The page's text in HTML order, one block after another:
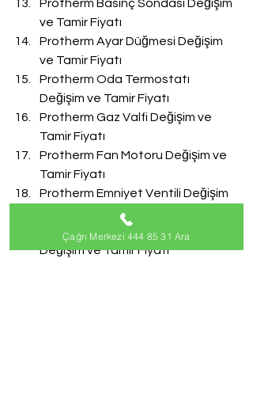
Protherm Basınç Sondası Değişim
ve Tamir Fiyatı
Protherm Ayar Düğmesi Değişim
ve Tamir Fiyatı
Protherm Oda Termostatı
Değişim ve Tamir Fiyatı
Protherm Gaz Valfi Değişim ve
Tamir Fiyatı
Protherm Fan Motoru Değişim ve
Tamir Fiyatı
Protherm Emniyet Ventili Değişim
ve Tamir Fiyatı
Protherm Doldurma Musluğu
Değişim ve Tamir Fiyatı
Çağrı Merkezi 444 85 31 Ara